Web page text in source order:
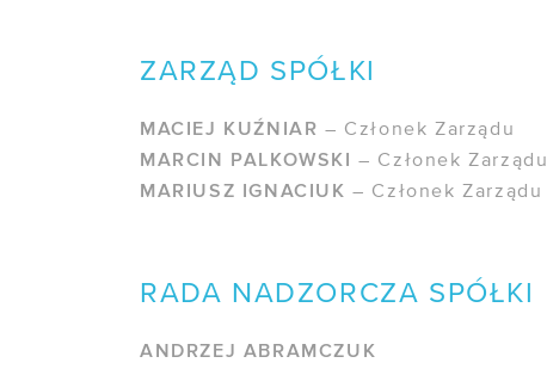
ZARZĄD SPÓŁKI
MACIEJ KUŹNIAR – Członek Zarządu
MARCIN PALKOWSKI – Członek Zarządu
MARIUSZ IGNACIUK – Członek Zarządu
RADA NADZORCZA SPÓŁKI
ANDRZEJ ABRAMCZUK